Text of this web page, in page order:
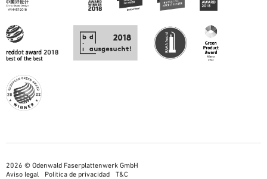
2026 © Odenwald Faserplattenwerk GmbH
Aviso legal
Politica de privacidad T&C